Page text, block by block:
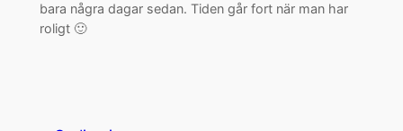
bara några dagar sedan. Tiden går fort när man har
roligt 🙂